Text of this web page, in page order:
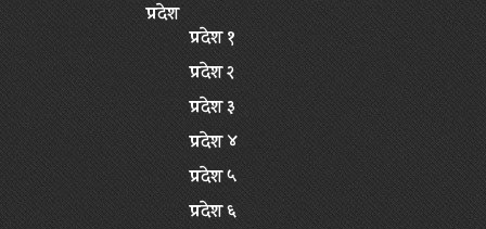
प्रदेश
प्रदेश १
प्रदेश २
प्रदेश ३
प्रदेश ४
प्रदेश ५
प्रदेश ६